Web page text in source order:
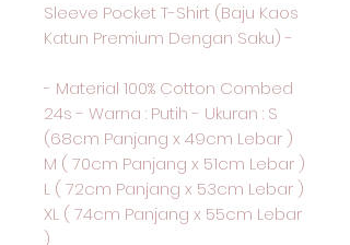
Sleeve Pocket T-Shirt (Baju Kaos
Katun Premium Dengan Saku) -
- Material 100% Cotton Combed
24s - Warna : Putih - Ukuran : S
(68cm Panjang x 49cm Lebar )
M ( 70cm Panjang x 51cm Lebar )
L ( 72cm Panjang x 53cm Lebar )
XL ( 74cm Panjang x 55cm Lebar
)